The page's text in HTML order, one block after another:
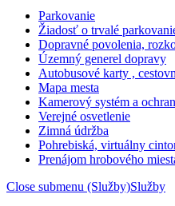
Parkovanie
Žiadosť o trvalé
Dopravné povolenia,
Územný generel dopravy
Autobusové karty ,
Mapa mesta
Kamerový systém a
Verejné osvetlenie
Zimná údržba
Pohrebiská, virtuálny
Prenájom hrobového
Close submenu (Služby)Služby